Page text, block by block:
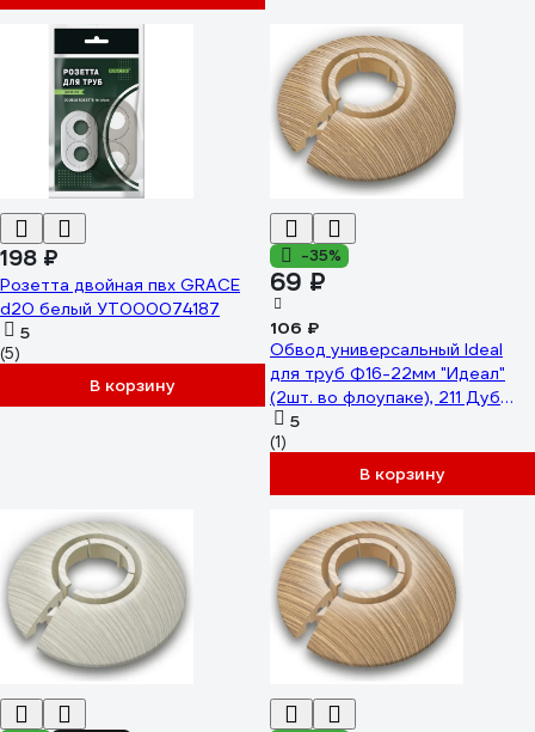
198 ₽
Розетта двойная пвх GRACE
d20 белый УТ000074187
5
(5)
В корзину
-35%
69 ₽
106 ₽
Обвод универсальный Ideal
для труб Ф16-22мм "Идеал"
(2шт. во флоупаке), 211 Дуб
рустик ОТ16-22-Ф2 211 ДУБ
РСТ
5
(1)
В корзину